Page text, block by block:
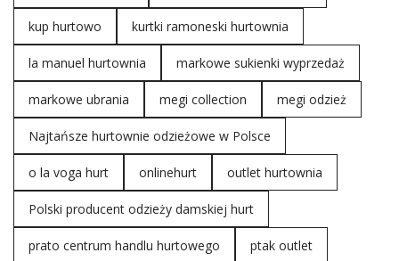
kup hurtowo kurtki ramoneski hurtownia
la manuel hurtownia markowe sukienki wyprzedaż
markowe ubrania megi collection megi odzież
Najtańsze hurtownie odzieżowe w Polsce
o la voga hurt onlinehurt outlet hurtownia
Polski producent odzieży damskiej hurt
prato centrum handlu hurtowego ptak outlet